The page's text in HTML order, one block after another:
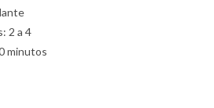
2 a 4
minutos